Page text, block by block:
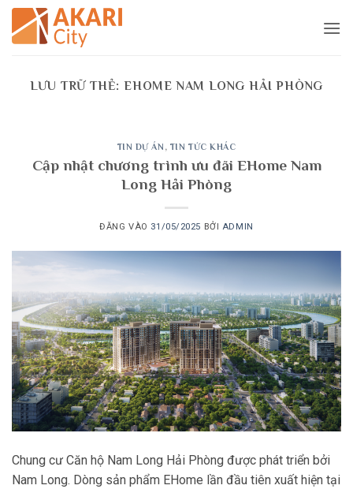
Bỏ
qua
nội
LƯU TRỮ THẺ:EHOME NAM LONG HẢI PHÒNG
TIN DỰ ÁN , TIN TỨC KHÁC
Cập nhật chương trình ưu đãi EHome Nam
Long Hải Phòng
ĐĂNG VÀO 31/05/2025 BỞI ADMIN
Chung cư Căn hộ Nam Long Hải Phòng được phát triển bởi
Nam Long. Dòng sản phẩm EHome lần đầu tiên xuất hiện tại